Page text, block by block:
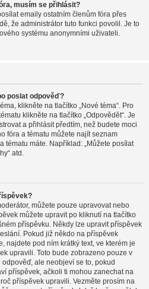
musím se přihlásit?
emaily ostatním členům fóra přes
že administrátor tuto funkci povolil. Je to
systému anonymními uživateli.
poslat odpověď?
klikněte na tlačítko „Nové téma“. Pro
klikněte na tlačítko „Odpovědět“. Je
a přihlásit předtím, než budete moci
fóra a tématu můžete najít seznam
tématu máte. Například: „Můžete posílat
atd.
můžete pouze upravovat nebo
můžete upravit po kliknutí na tlačítko
příspěvku. Někdy lze upravit příspěvek
Pokud již někdo na příspěvek
najdete pod ním krátký text, ve kterém je
upravili. Toto bude zobrazeno pouze v
ale neobjeví se to, pokud
příspěvek, ačkoli ti mohou zanechat na
příspěvek upravili. Vezměte prosím na